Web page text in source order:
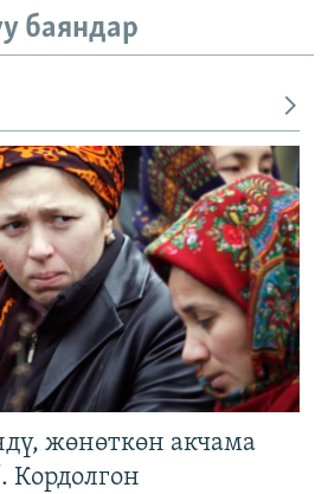
баяндар
жөнөткөн акчама